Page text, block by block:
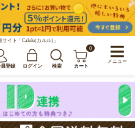
イト「Calulu(カルル)」
登録 ログイン 検索
0
カート
メニュー